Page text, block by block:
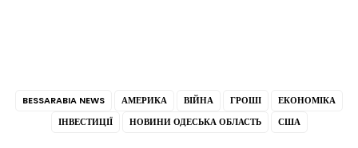
BESSARABIA NEWS АМЕРИКА ВІЙНА ГРОШІ
ЕКОНОМІКА
ІНВЕСТИЦІЇ
НОВИНИ ОДЕСЬКА ОБЛАСТЬ США